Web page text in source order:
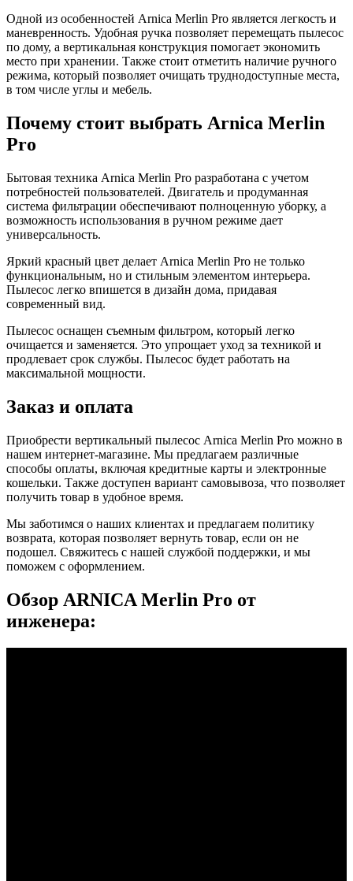
Одной из особенностей Arnica Merlin Pro является легкость и
маневренность. Удобная ручка позволяет перемещать пылесос
по дому, а вертикальная конструкция помогает экономить
место при хранении. Также стоит отметить наличие ручного
режима, который позволяет очищать труднодоступные места,
в том числе углы и мебель.
Почему стоит выбрать Arnica Merlin
Pro
Бытовая техника Arnica Merlin Pro разработана с учетом
потребностей пользователей. Двигатель и продуманная
система фильтрации обеспечивают полноценную уборку, а
возможность использования в ручном режиме дает
универсальность.
Яркий красный цвет делает Arnica Merlin Pro не только
функциональным, но и стильным элементом интерьера.
Пылесос легко впишется в дизайн дома, придавая
современный вид.
Пылесос оснащен съемным фильтром, который легко
очищается и заменяется. Это упрощает уход за техникой и
продлевает срок службы. Пылесос будет работать на
максимальной мощности.
Заказ и оплата
Приобрести вертикальный пылесос Arnica Merlin Pro можно в
нашем интернет-магазине. Мы предлагаем различные
способы оплаты, включая кредитные карты и электронные
кошельки. Также доступен вариант самовывоза, что позволяет
получить товар в удобное время.
Мы заботимся о наших клиентах и предлагаем политику
возврата, которая позволяет вернуть товар, если он не
подошел. Свяжитесь с нашей службой поддержки, и мы
поможем с оформлением.
Обзор ARNICA Merlin Pro от
инженера: